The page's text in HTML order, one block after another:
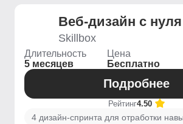
Веб-дизайн с
Skillbox
Длительность
5 месяцев
Цена
Бесплатно
Подробнее
Рейтинг4.50
4 дизайн-спринта для отработки